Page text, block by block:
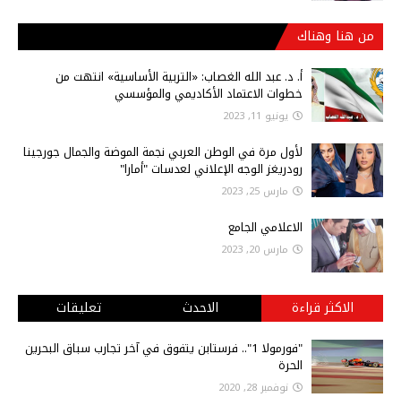
من هنا وهناك
أ‌. د. عبد الله الغصاب: «التربية الأساسية» انتهت من
خطوات الاعتماد الأكاديمي والمؤسسي
يونيو 11, 2023
لأول مرة في الوطن العربي نجمة الموضة والجمال جورجينا
رودريغز الوجه الإعلاني لعدسات "أمارا"
مارس 25, 2023
الاعلامي الجامع
مارس 20, 2023
الاكثر قراءة الاحدث تعليقات
"فورمولا 1".. فرستابن يتفوق في آخر تجارب سباق البحرين
الحرة
نوفمبر 28, 2020